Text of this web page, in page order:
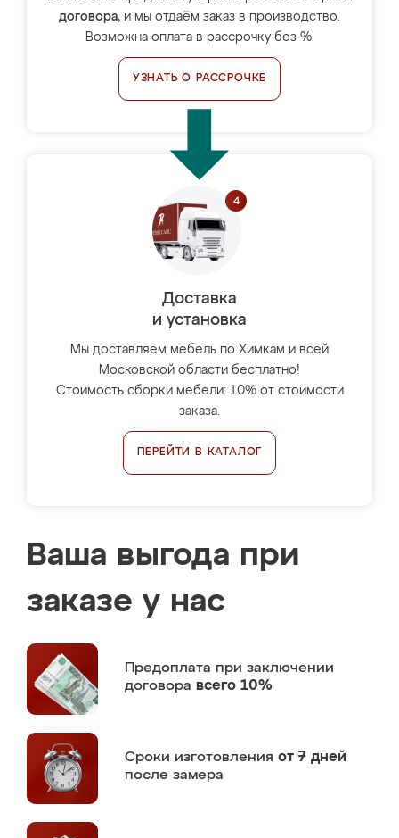
договора, и мы отдаём заказ в производство.
Возможна оплата в рассрочку без %.
УЗНАТЬ О РАССРОЧКЕ
Доставка
и установка
Мы доставляем мебель по Химкам и всей
Московской области бесплатно!
Стоимость сборки мебели: 10% от стоимости
заказа.
ПЕРЕЙТИ В КАТАЛОГ
Ваша выгода при
заказе у нас
Предоплата при заключении
договора всего 10%
Сроки изготовления от 7 дней
после замера